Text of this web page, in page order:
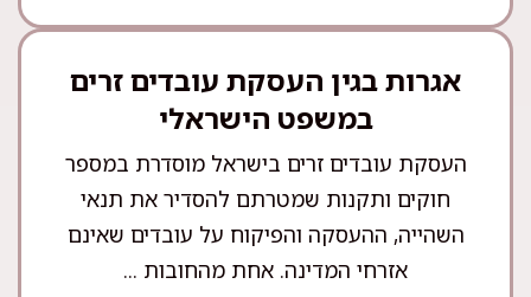
אגרות בגין העסקת עובדים זרים
במשפט הישראלי
העסקת עובדים זרים בישראל מוסדרת במספר
חוקים ותקנות שמטרתם להסדיר את תנאי
השהייה, ההעסקה והפיקוח על עובדים שאינם
אזרחי המדינה. אחת מהחובות ...